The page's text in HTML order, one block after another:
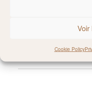
Voir
Cookie Policy